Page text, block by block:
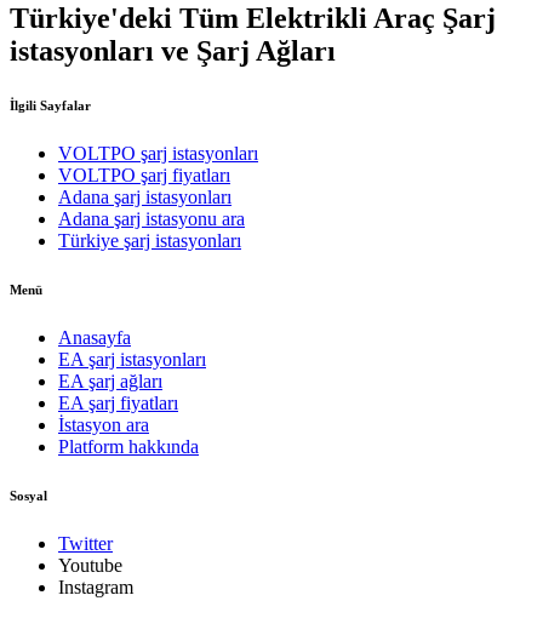
Türkiye'deki Tüm Elektrikli Araç Şarj
istasyonları ve Şarj Ağları
İlgili Sayfalar
VOLTPO şarj istasyonları
VOLTPO şarj fiyatları
Adana şarj istasyonları
Adana şarj istasyonu ara
Türkiye şarj istasyonları
Menü
Anasayfa
EA şarj istasyonları
EA şarj ağları
EA şarj fiyatları
İstasyon ara
Platform hakkında
Sosyal
Twitter
Youtube
Instagram